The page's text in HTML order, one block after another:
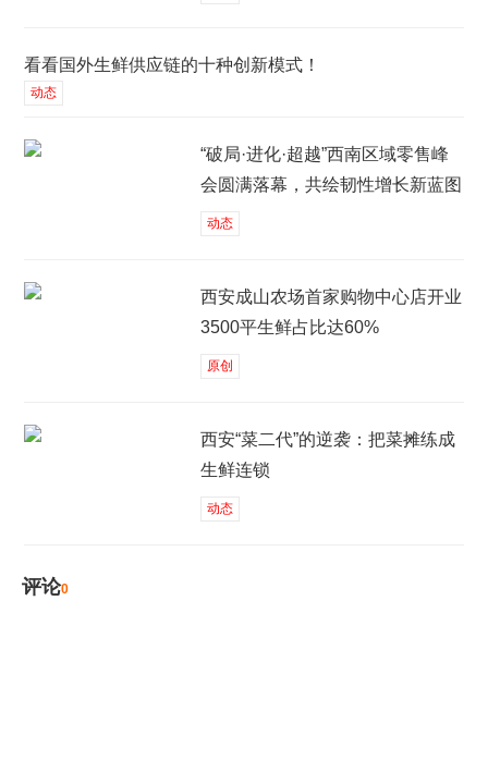
看看国外生鲜供应链的十种创新模式！
动态
“破局·进化·超越”西南区域零售峰
会圆满落幕，共绘韧性增长新蓝图
动态
西安成山农场首家购物中心店开业
3500平生鲜占比达60%
原创
西安“菜二代”的逆袭：把菜摊练成
生鲜连锁
动态
评论0